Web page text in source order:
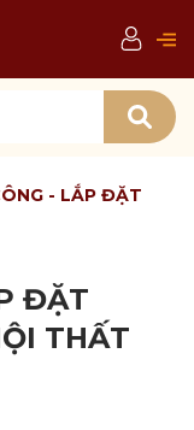
- LẮP ĐẶT
ĐẶT
THẤT